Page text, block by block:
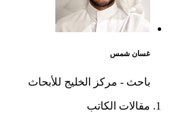
غسان شمس
باحث - مركز الخليج للأبحاث
مقالات الكاتب